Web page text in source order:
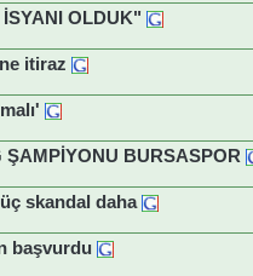
OLDUK"
itiraz
ŞAMPİYONU BURSASPOR
skandal daha
başvurdu